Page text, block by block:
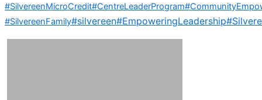
#SilvereenMicroCredit#CentreLeaderProgram
#SilvereenFamily#silvereen#EmpoweringLeadership